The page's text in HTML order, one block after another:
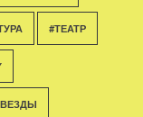
#ТЕАТР